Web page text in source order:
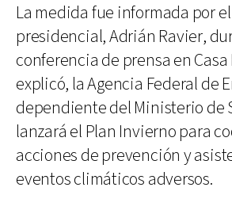
La medida fue informada por
presidencial, Adrián Ravier,
conferencia de prensa en Casa
explicó, la Agencia Federal de
dependiente del Ministerio de
lanzará el Plan Invierno para
acciones de prevención y
eventos climáticos adversos.